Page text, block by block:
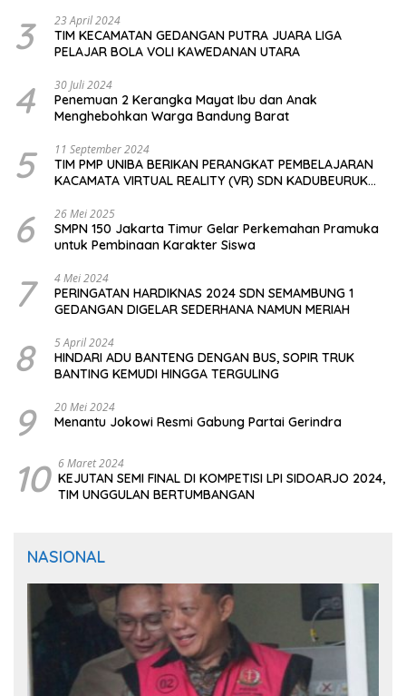
3 23 April 2024
TIM KECAMATAN GEDANGAN PUTRA JUARA LIGA
PELAJAR BOLA VOLI KAWEDANAN UTARA
4 30 Juli 2024
Penemuan 2 Kerangka Mayat Ibu dan Anak
Menghebohkan Warga Bandung Barat
5 11 September 2024
TIM PMP UNIBA BERIKAN PERANGKAT PEMBELAJARAN
KACAMATA VIRTUAL REALITY (VR) SDN KADUBEURUK
6 26 Mei 2025
SMPN 150 Jakarta Timur Gelar Perkemahan Pramuka
untuk Pembinaan Karakter Siswa
7 4 Mei 2024
PERINGATAN HARDIKNAS 2024 SDN SEMAMBUNG 1
GEDANGAN DIGELAR SEDERHANA NAMUN MERIAH
8 5 April 2024
HINDARI ADU BANTENG DENGAN BUS, SOPIR TRUK
BANTING KEMUDI HINGGA TERGULING
9 20 Mei 2024
Menantu Jokowi Resmi Gabung Partai Gerindra
10 6 Maret 2024
KEJUTAN SEMI FINAL DI KOMPETISI LPI SIDOARJO 2024,
TIM UNGGULAN BERTUMBANGAN
NASIONAL